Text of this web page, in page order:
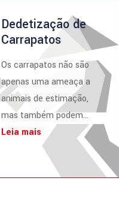
Dedetização de
Carrapatos
Os carrapatos não são
apenas uma ameaça a
animais de estimação,
mas também podem...
Leia mais